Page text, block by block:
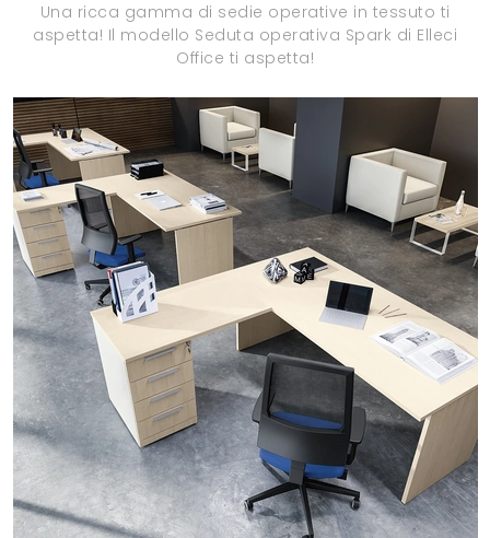
Una ricca gamma di sedie operative in tessuto ti
aspetta! Il modello Seduta operativa Spark di Elleci
Office ti aspetta!